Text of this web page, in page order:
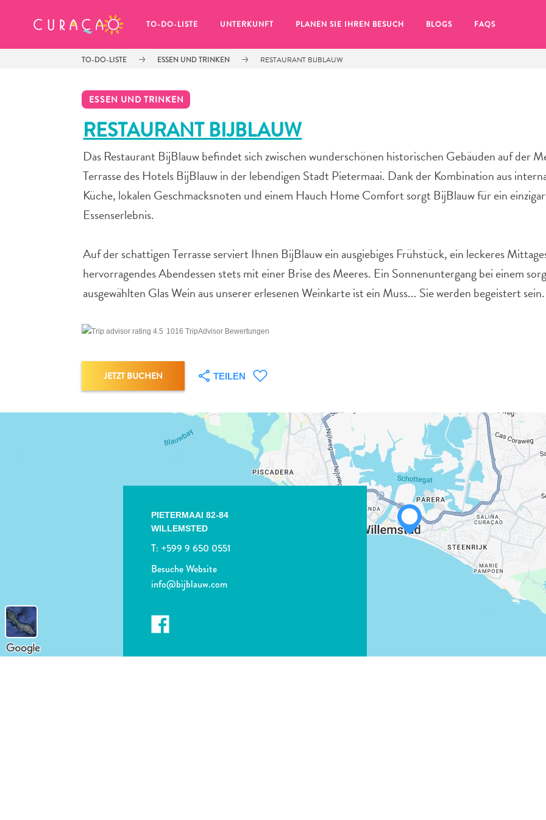
TO-DO-LISTE UNTERKUNFT PLANEN SIE IHREN BESUCH BLOGS FAQS
TO-DO-LISTE ESSEN UND TRINKEN RESTAURANT BIJBLAUW
ESSEN UND TRINKEN
RESTAURANT BIJBLAUW
Das Restaurant BijBlauw befindet sich zwischen wunderschönen historischen Gebäuden auf der
Terrasse des Hotels BijBlauw in der lebendigen Stadt Pietermaai. Dank der Kombination aus
Küche, lokalen Geschmacksnoten und einem Hauch Home Comfort sorgt BijBlauw für ein
Essenserlebnis.
Auf der schattigen Terrasse serviert Ihnen BijBlauw ein ausgiebiges Frühstück, ein leckeres
hervorragendes Abendessen stets mit einer Brise des Meeres. Ein Sonnenuntergang bei einem
ausgewählten Glas Wein aus unserer erlesenen Weinkarte ist ein Muss... Sie werden begeistert sein.
1016 TripAdvisor Bewertungen
JETZT BUCHEN TEILEN
PIETERMAAI 82-84
WILLEMSTED
T: +599 9 650 0551
Besuche Website
info@bijblauw.com
MEINE FAVORITEN
Es schaut so aus, als ob Sie noch
keine Lieblingsorte in Curaçao
gespeichert haben.